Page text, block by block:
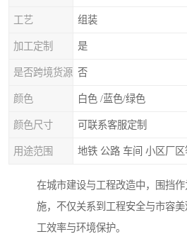
工艺 组装
加工定制 是
是否跨境货源 否
颜色 白色 /蓝色/绿色
颜色尺寸 可联系客服定制
用途范围 地铁 公路 车间 小区厂区
在城市建设与工程改造中，围挡
施，不仅关系到工程安全与市容
工效率与环境保护。